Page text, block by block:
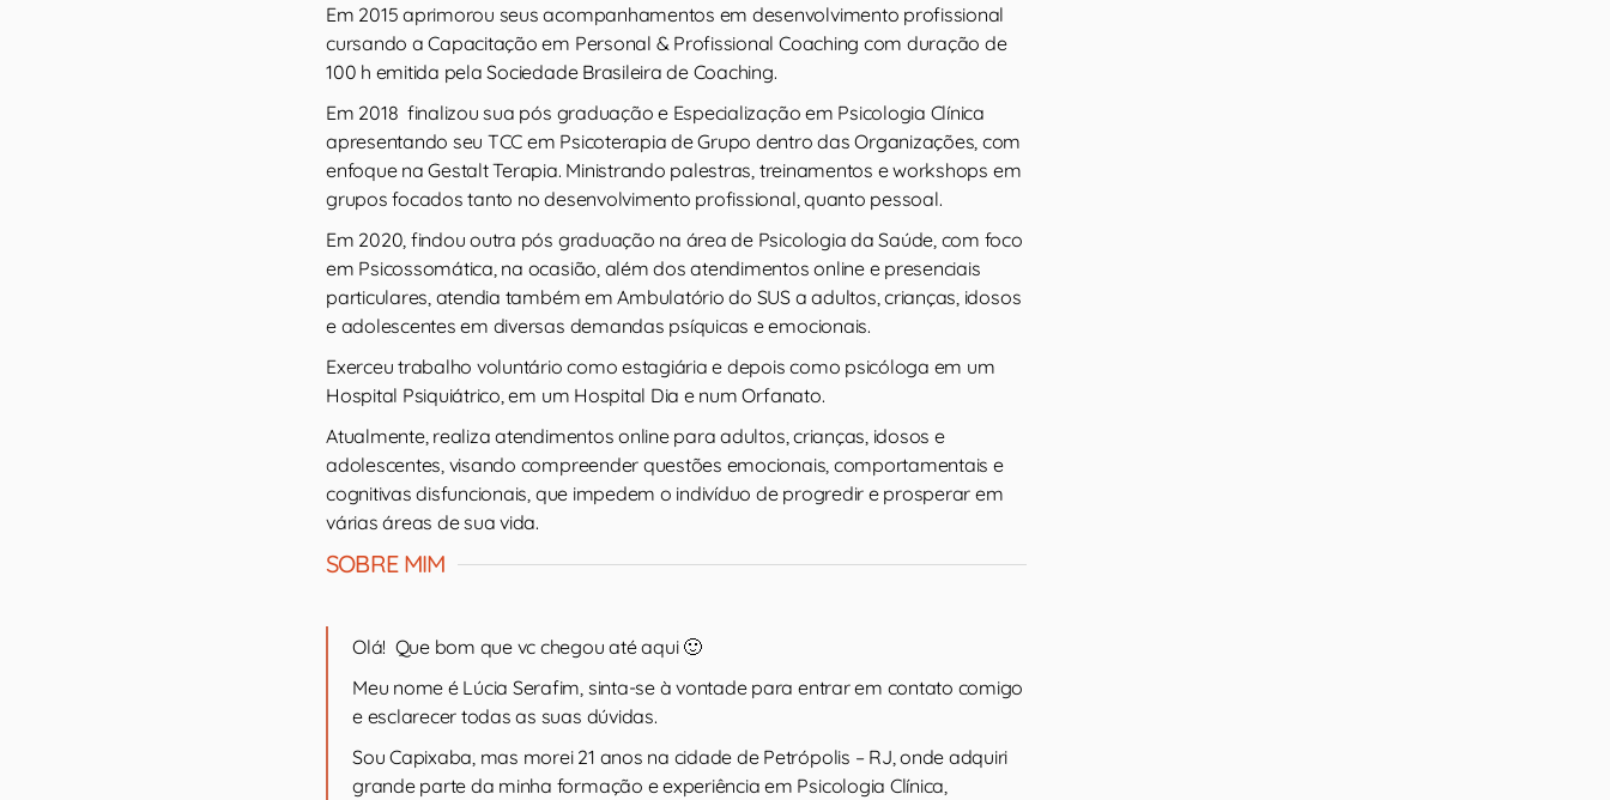
Em 2015 aprimorou seus acompanhamentos em desenvolvimento profissional
cursando a Capacitação em Personal & Profissional Coaching com duração de
100 h emitida pela Sociedade Brasileira de Coaching.
Em 2018 finalizou sua pós graduação e Especialização em Psicologia Clínica
apresentando seu TCC em Psicoterapia de Grupo dentro das Organizações, com
enfoque na Gestalt Terapia. Ministrando palestras, treinamentos e workshops em
grupos focados tanto no desenvolvimento profissional, quanto pessoal.
Em 2020, findou outra pós graduação na área de Psicologia da Saúde, com foco
em Psicossomática, na ocasião, além dos atendimentos online e presenciais
particulares, atendia também em Ambulatório do SUS a adultos, crianças, idosos
e adolescentes em diversas demandas psíquicas e emocionais.
Exerceu trabalho voluntário como estagiária e depois como psicóloga em um
Hospital Psiquiátrico, em um Hospital Dia e num Orfanato.
Atualmente, realiza atendimentos online para adultos, crianças, idosos e
adolescentes, visando compreender questões emocionais, comportamentais e
cognitivas disfuncionais, que impedem o indivíduo de progredir e prosperar em
várias áreas de sua vida.
SOBRE MIM
Olá! Que bom que vc chegou até aqui 🙂
Meu nome é Lúcia Serafim, sinta-se à vontade para entrar em contato comigo
e esclarecer todas as suas dúvidas.
Sou Capixaba, mas morei 21 anos na cidade de Petrópolis – RJ, onde adquiri
grande parte da minha formação e experiência em Psicologia Clínica,